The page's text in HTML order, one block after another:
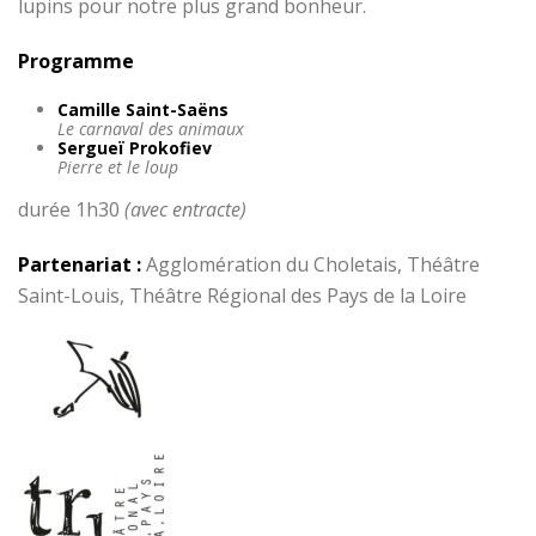
lupins pour notre plus grand bonheur.
Programme
Camille Saint-Saëns
Le carnaval des animaux
Sergueï Prokofiev
Pierre et le loup
durée 1h30 (avec entracte)
Partenariat :Agglomération du Choletais, Théâtre
Saint-Louis, Théâtre Régional des Pays de la Loire